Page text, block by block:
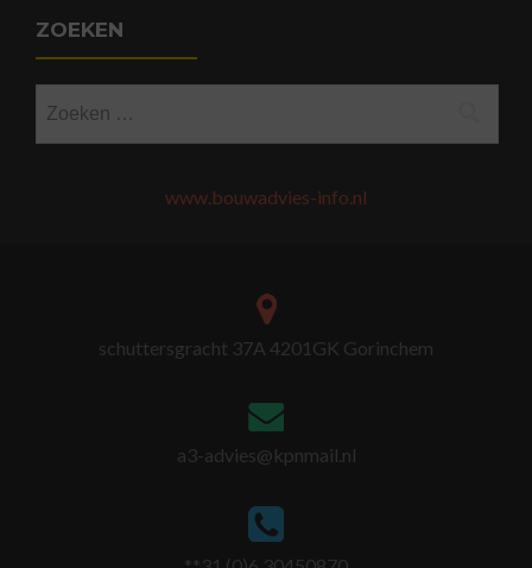
ZOEKEN
naar:
www.bouwadvies-info.nl
schuttersgracht 37A 4201GK Gorinchem
a3-advies@kpnmail.nl